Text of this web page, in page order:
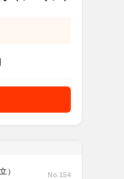
）
No.154